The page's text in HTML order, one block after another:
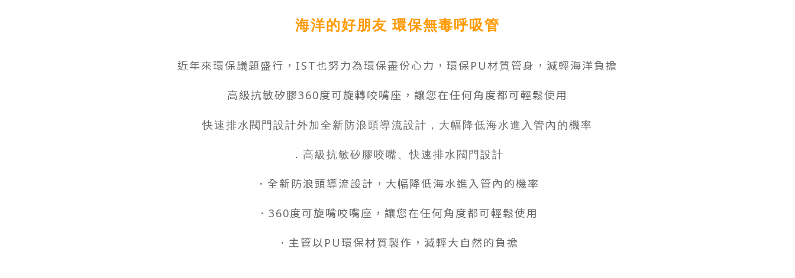
海洋的好朋友 環保無毒呼吸管
近年來環保議題盛行，IST也努力為環保盡份心力，環保PU材質管身，減輕海洋負擔
高級抗敏矽膠360度可旋轉咬嘴座，讓您在任何角度都可輕鬆使用
快速排水閥門設計外加全新防浪頭導流設計，大幅降低海水進入管內的機率
．高級抗敏矽膠咬嘴、快速排水閥門設計
．全新防浪頭導流設計，大幅降低海水進入管內的機率
．360度可旋嘴咬嘴座，讓您在任何角度都可輕鬆使用
．主管以PU環保材質製作，減輕大自然的負擔